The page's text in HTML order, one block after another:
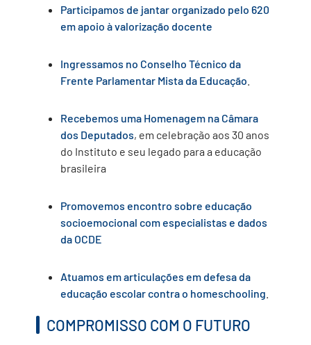
Participamos de jantar organizado pelo 620
emapoio à valorização docente
Ingressamos no Conselho Técnico da
Frente Parlamentar Mista da Educação
Recebemos uma Homenagem na Câmara
dos Deputados, em celebração aos 30 anos
do Instituto e seu legado para a educação
brasileira
Promovemos encontro sobre educação
socioemocional com especialistas e dados
da OCDE
Atuamos em articulações em defesa da
educação escolar contra o homeschooling
COMPROMISSO COM O FUTURO